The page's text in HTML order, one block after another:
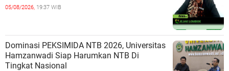
05/08/2026, 19:37 WIB
Dominasi PEKSIMIDA NTB 2026, Universitas
Hamzanwadi Siap Harumkan NTB Di
Tingkat Nasional